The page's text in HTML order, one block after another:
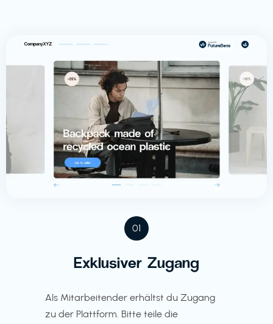
01
Exklusiver Zugang
Als Mitarbeitender erhältst du Zugang
zu der Plattform. Bitte teile die